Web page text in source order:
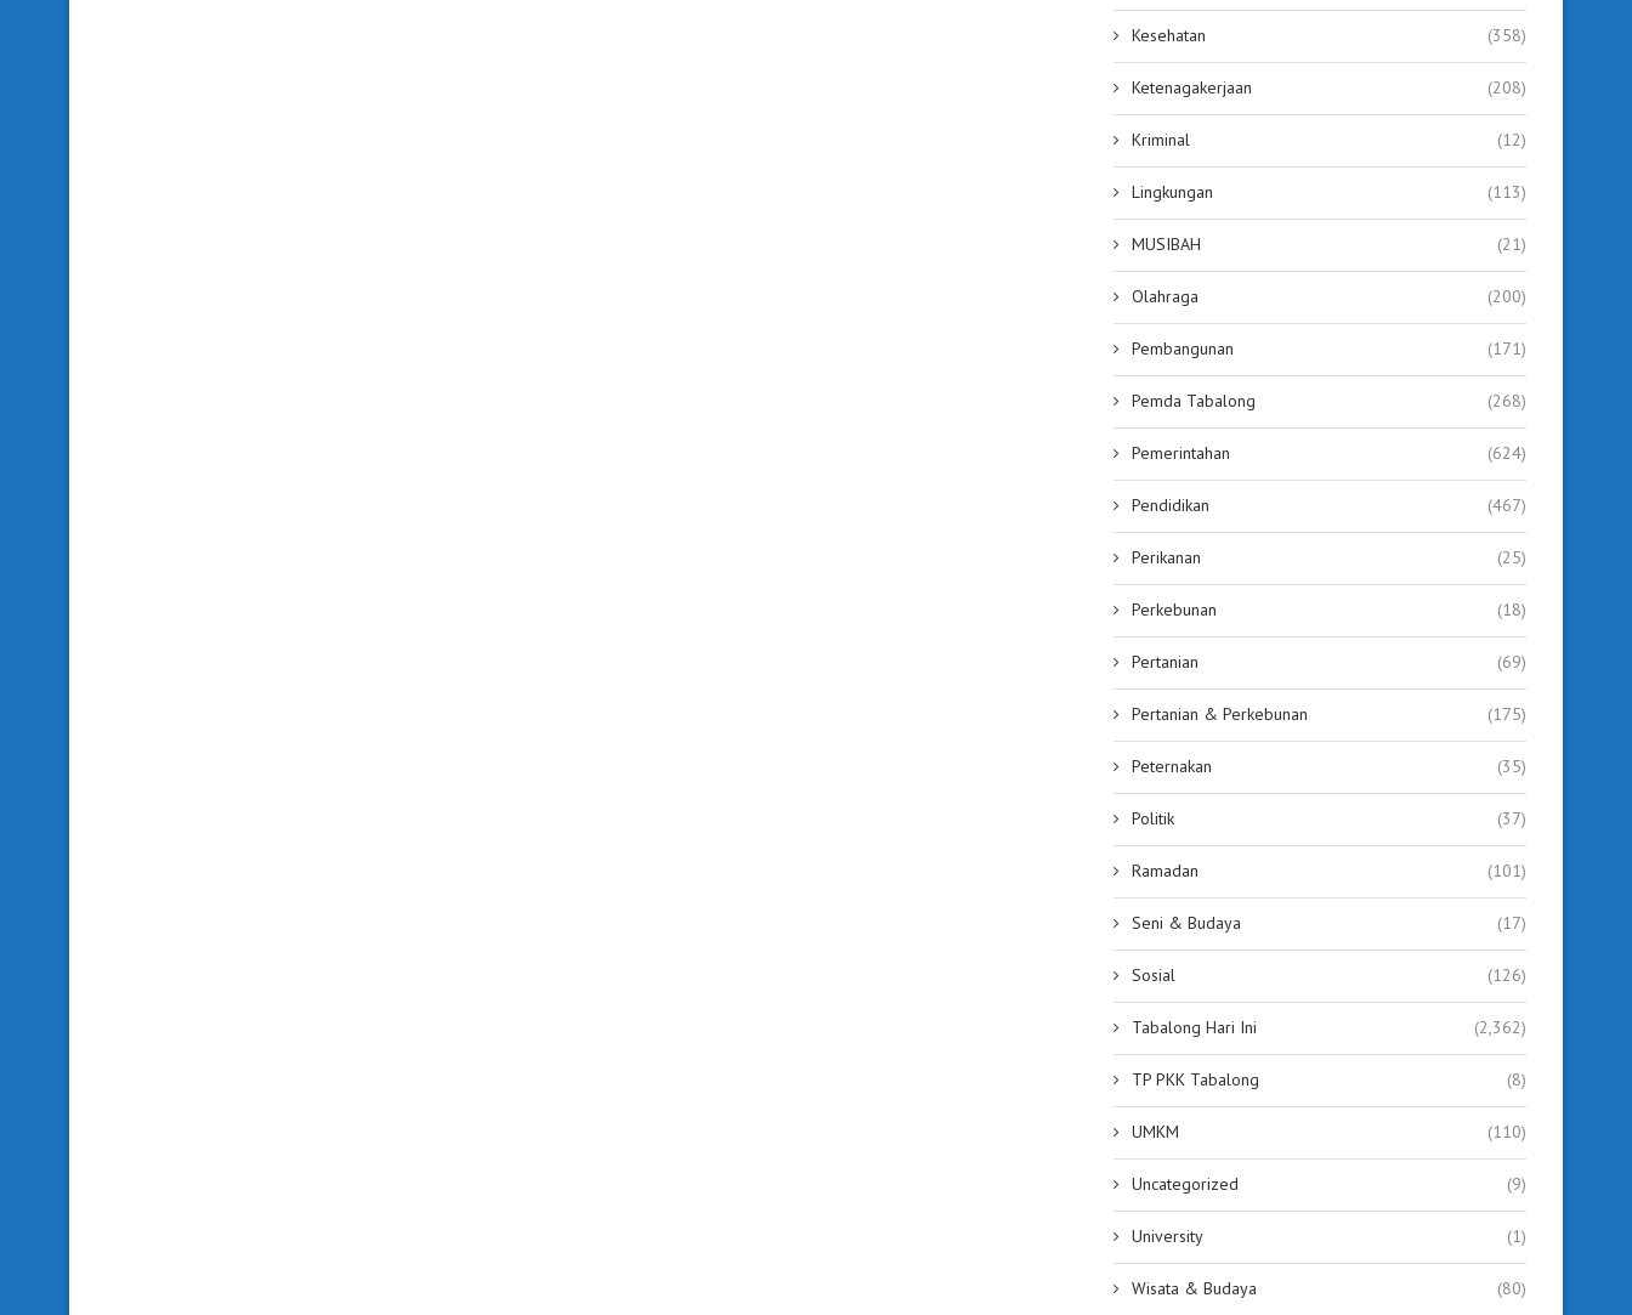
Kesehatan (358)
Ketenagakerjaan (208)
Kriminal (12)
Lingkungan (113)
MUSIBAH (21)
Olahraga (200)
Pembangunan (171)
Pemda Tabalong (268)
Pemerintahan (624)
Pendidikan (467)
Perikanan (25)
Perkebunan (18)
Pertanian (69)
Pertanian & Perkebunan (175)
Peternakan (35)
Politik (37)
Ramadan (101)
Seni & Budaya (17)
Sosial (126)
Tabalong Hari Ini (2,362)
TP PKK Tabalong (8)
UMKM (110)
Uncategorized (9)
University (1)
Wisata & Budaya (80)